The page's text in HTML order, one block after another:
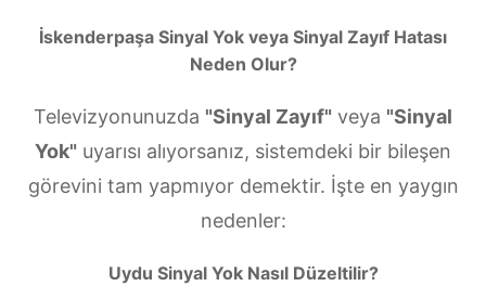
İskenderpaşa Sinyal Yok veya Sinyal Zayıf Hatası
Neden Olur?
Televizyonunuzda "Sinyal Zayıf" veya "Sinyal
Yok" uyarısı alıyorsanız, sistemdeki bir bileşen
görevini tam yapmıyor demektir. İşte en yaygın
nedenler:
Uydu Sinyal Yok Nasıl Düzeltilir?